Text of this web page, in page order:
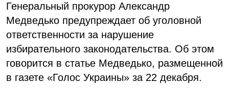
Генеральный прокурор Александр
Медведько предупреждает об уголовной
ответственности за нарушение
избирательного законодательства. Об этом
говорится в статье Медведько, размещенной
в газете «Голос Украины» за 22 декабря.